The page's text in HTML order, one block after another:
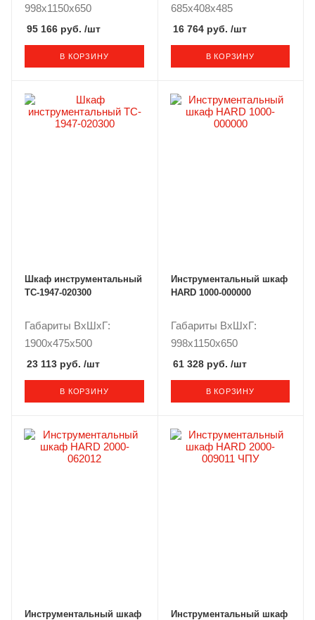
998x1150x650
95 166 руб. /шт
В КОРЗИНУ
685x408x485
16 764 руб. /шт
В КОРЗИНУ
Шкаф инструментальный
TC-1947-020300
Габариты ВxШxГ:
1900x475x500
23 113 руб. /шт
В КОРЗИНУ
Инструментальный шкаф
HARD 1000-000000
Габариты ВxШxГ:
998x1150x650
61 328 руб. /шт
В КОРЗИНУ
Инструментальный шкаф
Инструментальный шкаф